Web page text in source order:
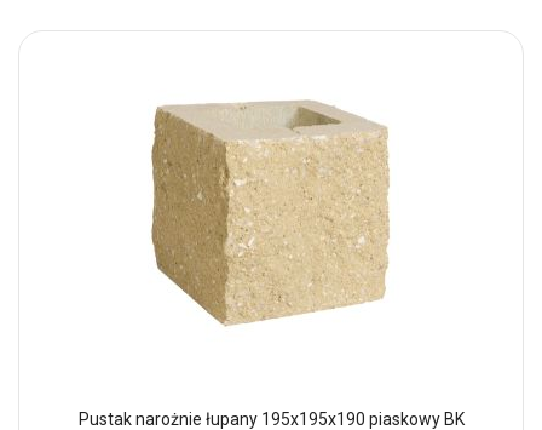
Pustak narożnie łupany 195x195x190 piaskowy BK